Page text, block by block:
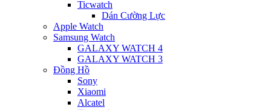
Ticwatch
Dán Cường Lực
Apple Watch
Samsung Watch
GALAXY WATCH 4
GALAXY WATCH 3
Đồng Hồ
Sony
Xiaomi
Alcatel